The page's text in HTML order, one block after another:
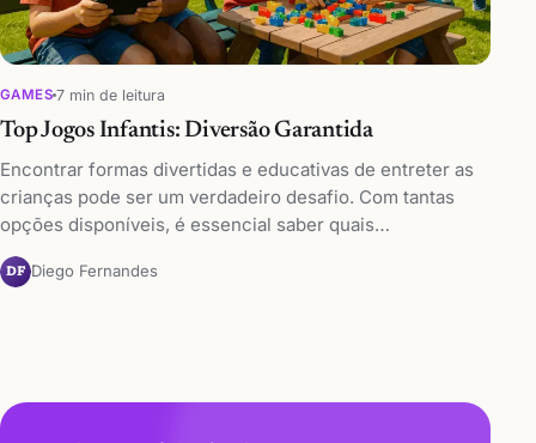
GAMES 7 min de leitura
Top Jogos Infantis: Diversão Garantida
Encontrar formas divertidas e educativas de entreter as
crianças pode ser um verdadeiro desafio. Com tantas
opções disponíveis, é essencial saber quais…
DF Diego Fernandes